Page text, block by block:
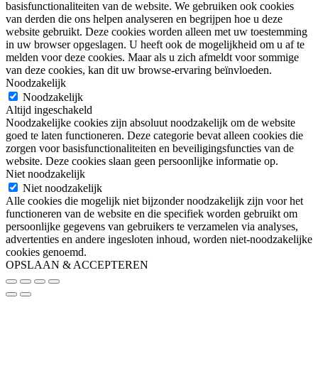
basisfunctionaliteiten van de website. We gebruiken ook cookies
van derden die ons helpen analyseren en begrijpen hoe u deze
website gebruikt. Deze cookies worden alleen met uw toestemming
in uw browser opgeslagen. U heeft ook de mogelijkheid om u af te
melden voor deze cookies. Maar als u zich afmeldt voor sommige
van deze cookies, kan dit uw browse-ervaring beïnvloeden.
Noodzakelijk
Noodzakelijk
Altijd ingeschakeld
Noodzakelijke cookies zijn absoluut noodzakelijk om de website
goed te laten functioneren. Deze categorie bevat alleen cookies die
zorgen voor basisfunctionaliteiten en beveiligingsfuncties van de
website. Deze cookies slaan geen persoonlijke informatie op.
Niet noodzakelijk
Niet noodzakelijk
Alle cookies die mogelijk niet bijzonder noodzakelijk zijn voor het
functioneren van de website en die specifiek worden gebruikt om
persoonlijke gegevens van gebruikers te verzamelen via analyses,
advertenties en andere ingesloten inhoud, worden niet-noodzakelijke
cookies genoemd.
OPSLAAN & ACCEPTEREN